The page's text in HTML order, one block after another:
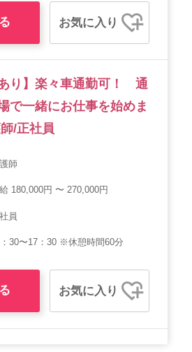
お気に入り
あり】楽々車通勤可！ 通
で一緒にお仕事を始めま
/正社員
師
180,000円 〜 270,000円
員
30〜17：30 ※休憩時間60分
お気に入り